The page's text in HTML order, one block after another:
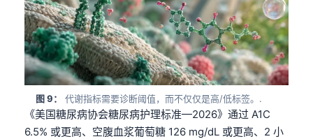
图 9： 代谢指标需要诊断阈值，而不仅仅是高/低标签。.
《美国糖尿病协会糖尿病护理标准—2026》通过 A1C
6.5% 或更高、空腹血浆葡萄糖 126 mg/dL 或更高、2 小
বাংলা
اردو
मराठी
తెలుగు
தமிழ்
ગુજરાતી